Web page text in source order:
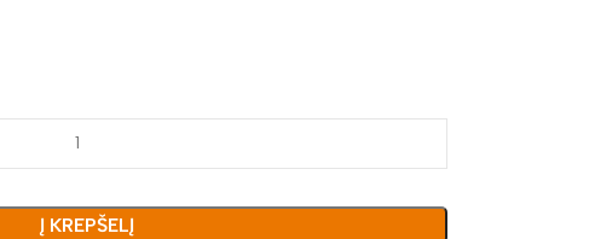
Į KREPŠELĮ